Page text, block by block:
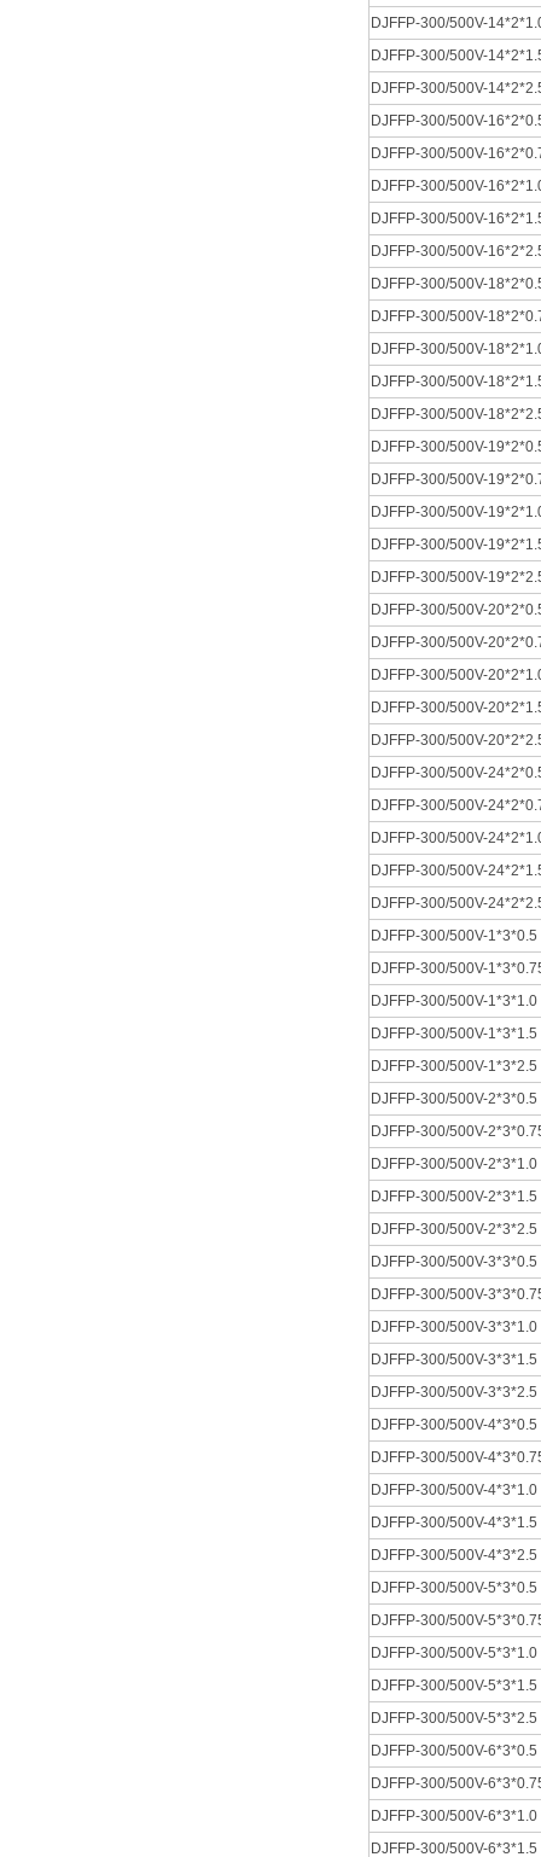
DJFFP-300/500V-
DJFFP-300/500V-
DJFFP-300/500V-
DJFFP-300/500V-
DJFFP-300/500V-
DJFFP-300/500V-
DJFFP-300/500V-
DJFFP-300/500V-
DJFFP-300/500V-
DJFFP-300/500V-
DJFFP-300/500V-
DJFFP-300/500V-
DJFFP-300/500V-
DJFFP-300/500V-
DJFFP-300/500V-
DJFFP-300/500V-
DJFFP-300/500V-
DJFFP-300/500V-
DJFFP-300/500V-
DJFFP-300/500V-
DJFFP-300/500V-
DJFFP-300/500V-
DJFFP-300/500V-
DJFFP-300/500V-
DJFFP-300/500V-
DJFFP-300/500V-
DJFFP-300/500V-
DJFFP-300/500V-
DJFFP-300/500V-1*3*0.5
DJFFP-300/500V-
DJFFP-300/500V-1*3*1.0
DJFFP-300/500V-1*3*1.5
DJFFP-300/500V-1*3*2.5
DJFFP-300/500V-2*3*0.5
DJFFP-300/500V-
DJFFP-300/500V-2*3*1.0
DJFFP-300/500V-2*3*1.5
DJFFP-300/500V-2*3*2.5
DJFFP-300/500V-3*3*0.5
DJFFP-300/500V-
DJFFP-300/500V-3*3*1.0
DJFFP-300/500V-3*3*1.5
DJFFP-300/500V-3*3*2.5
DJFFP-300/500V-4*3*0.5
DJFFP-300/500V-
DJFFP-300/500V-4*3*1.0
DJFFP-300/500V-4*3*1.5
DJFFP-300/500V-4*3*2.5
DJFFP-300/500V-5*3*0.5
DJFFP-300/500V-
DJFFP-300/500V-5*3*1.0
DJFFP-300/500V-5*3*1.5
DJFFP-300/500V-5*3*2.5
DJFFP-300/500V-6*3*0.5
DJFFP-300/500V-
DJFFP-300/500V-6*3*1.0
DJFFP-300/500V-6*3*1.5